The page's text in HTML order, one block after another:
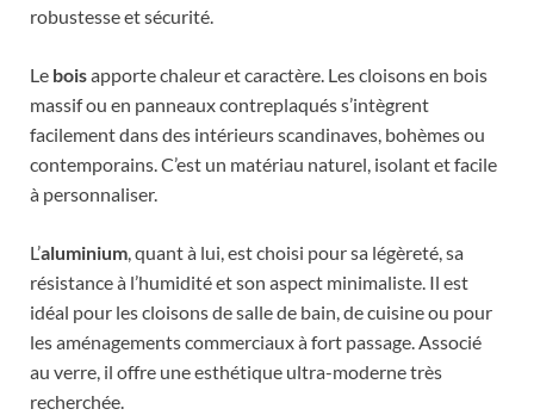
robustesse et sécurité.
Le boisapporte chaleur et caractère. Les cloisons en bois
massif ou en panneaux contreplaqués s’intègrent
facilement dans des intérieurs scandinaves, bohèmes ou
contemporains. C’est un matériau naturel, isolant et facile
à personnaliser.
L’aluminium, quant à lui, est choisi pour sa légèreté, sa
résistance à l’humidité et son aspect minimaliste. Il est
idéal pour les cloisons de salle de bain, de cuisine ou pour
les aménagements commerciaux à fort passage. Associé
au verre, il offre une esthétique ultra-moderne très
recherchée.